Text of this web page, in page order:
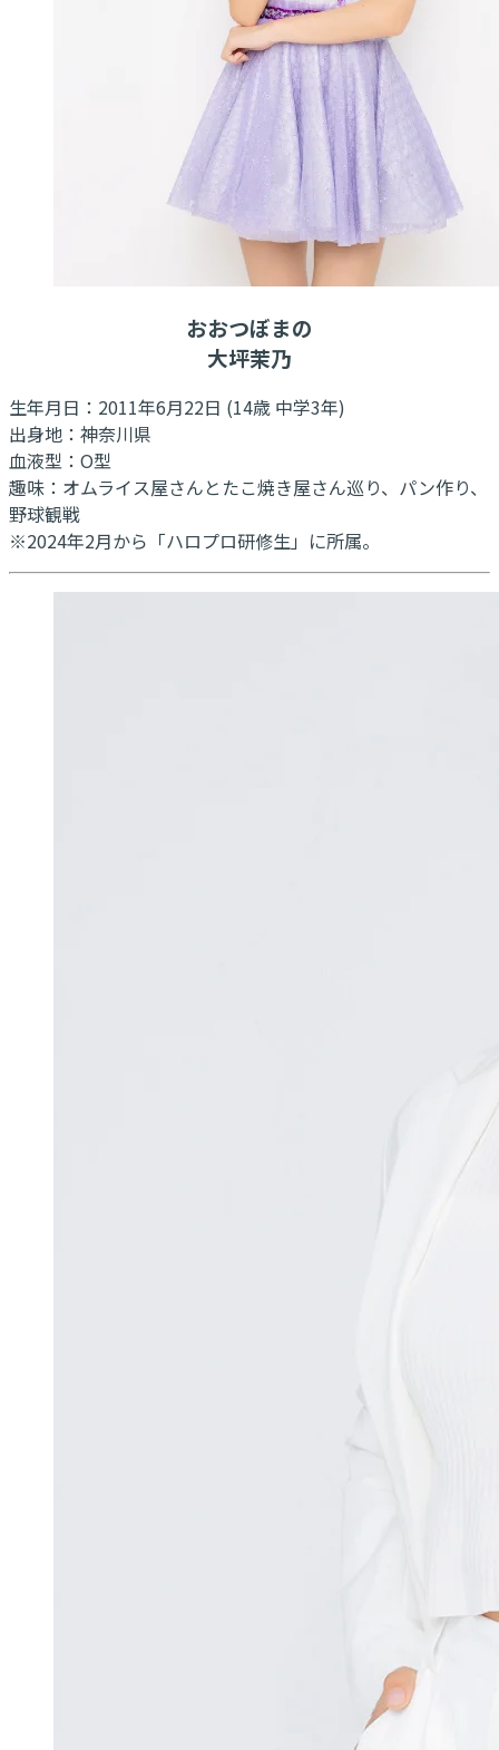
おおつぼまの
大坪茉乃
生年月日：2011年6月22日 (14歳 中学3年)
出身地：神奈川県
血液型：O型
趣味：オムライス屋さんとたこ焼き屋さん巡り、パン作り、
野球観戦
※2024年2月から「ハロプロ研修生」に所属。